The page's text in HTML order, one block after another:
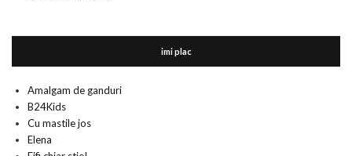
imi plac
Amalgam de ganduri
B24Kids
Cu mastile jos
Elena